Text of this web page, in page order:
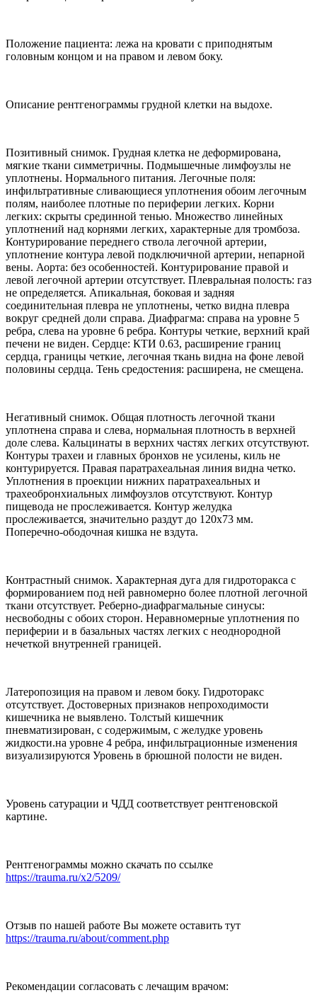
Положение пациента: лежа на кровати с приподнятым
головным концом и на правом и левом боку.
Описание рентгенограммы грудной клетки на выдохе.
Позитивный снимок. Грудная клетка не деформирована,
мягкие ткани симметричны. Подмышечные лимфоузлы не
уплотнены. Нормального питания. Легочные поля:
инфильтративные сливающиеся уплотнения обоим легочным
полям, наиболее плотные по периферии легких. Корни
легких: скрыты срединной тенью. Множество линейных
уплотнений над корнями легких, характерные для тромбоза.
Контурирование переднего ствола легочной артерии,
уплотнение контура левой подключичной артерии, непарной
вены. Аорта: без особенностей. Контурирование правой и
левой легочной артерии отсутствует. Плевральная полость: газ
не определяется. Апикальная, боковая и задняя
соединительная плевра не уплотнены, четко видна плевра
вокруг средней доли справа. Диафрагма: справа на уровне 5
ребра, слева на уровне 6 ребра. Контуры четкие, верхний край
печени не виден. Сердце: КТИ 0.63, расширение границ
сердца, границы четкие, легочная ткань видна на фоне левой
половины сердца. Тень средостения: расширена, не смещена.
Негативный снимок. Общая плотность легочной ткани
уплотнена справа и слева, нормальная плотность в верхней
доле слева. Кальцинаты в верхних частях легких отсутствуют.
Контуры трахеи и главных бронхов не усилены, киль не
контурируется. Правая паратрахеальная линия видна четко.
Уплотнения в проекции нижних паратрахеальных и
трахеобронхиальных лимфоузлов отсутствуют. Контур
пищевода не прослеживается. Контур желудка
прослеживается, значительно раздут до 120х73 мм.
Поперечно-ободочная кишка не вздута.
Контрастный снимок. Характерная дуга для гидроторакса с
формированием под ней равномерно более плотной легочной
ткани отсутствует. Реберно-диафрагмальные синусы:
несвободны с обоих сторон. Неравномерные уплотнения по
периферии и в базальных частях легких с неоднородной
нечеткой внутренней границей.
Латеропозиция на правом и левом боку. Гидроторакс
отсутствует. Достоверных признаков непроходимости
кишечника не выявлено. Толстый кишечник
пневматизирован, с содержимым, с желудке уровень
жидкости.на уровне 4 ребра, инфильтрационные изменения
визуализируются Уровень в брюшной полости не виден.
Уровень сатурации и ЧДД соответствует рентгеновской
картине.
Рентгенограммы можно скачать по ссылке
https://trauma.ru/x2/5209/
Отзыв по нашей работе Вы можете оставить тут
https://trauma.ru/about/comment.php
Рекомендации согласовать с лечащим врачом: